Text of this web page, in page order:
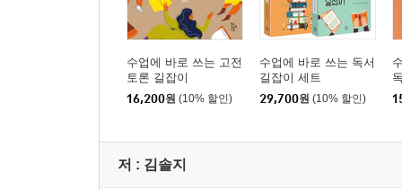
수업에 바로 쓰는 고전
토론 길잡이
16,200원 (10% 할인)
수업에 바로 쓰는 독서
길잡이 세트
29,700원 (10% 할인)
저 : 김솔지